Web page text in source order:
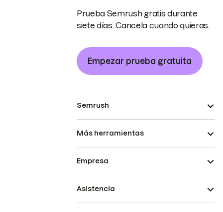
Prueba Semrush gratis durante
siete días. Cancela cuando quieras.
Empezar prueba gratuita
Semrush
Más herramientas
Empresa
Asistencia